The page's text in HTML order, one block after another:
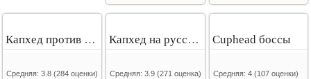
Капхед против Бенди
Средняя:3.8 (284 оценки)
Капхед на русском
Средняя: 3.9 (271 оценка)
Cuphead боссы
Средняя: 4 (107оценки)